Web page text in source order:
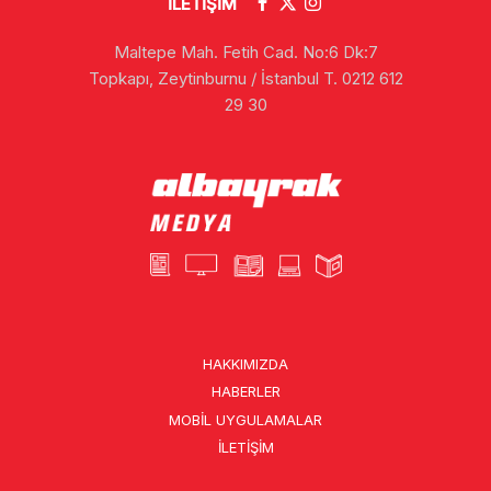
Maltepe Mah. Fetih Cad. No:6 Dk:7
Topkapı, Zeytinburnu / İstanbul T. 0212 612
29 30
HAKKIMIZDA
HABERLER
MOBIL UYGULAMALAR
İLETIŞIM